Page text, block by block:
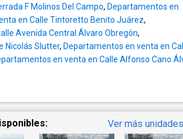
Edison Centro
EasyBroker ID:
F Molinos Del Campo, Departamentos en
en Calle Tintoretto Benito Juárez,
Avenida Central Álvaro Obregón,
Nicolás Slutter, Departamentos en venta en
en venta en Calle Alfonso Cano
Ver más unidades